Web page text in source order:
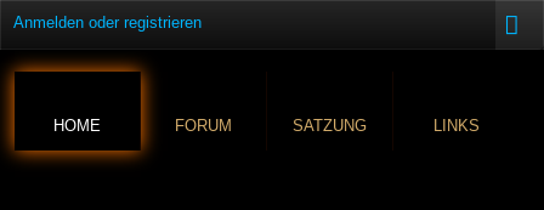
Anmelden oder registrieren
HOME FORUM SATZUNG LINKS